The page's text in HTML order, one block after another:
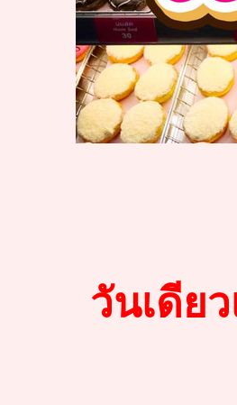
วันเดีย